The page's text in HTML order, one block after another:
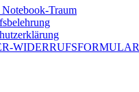
Notebook-Traum
WIDERRUFSFORMULAR